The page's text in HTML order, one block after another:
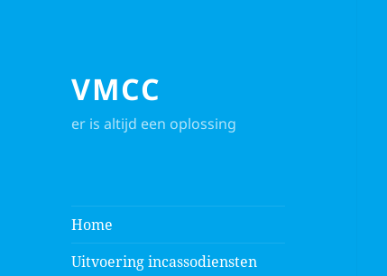
VMCC
er is altijd een oplossing
Home
Uitvoering incassodiensten